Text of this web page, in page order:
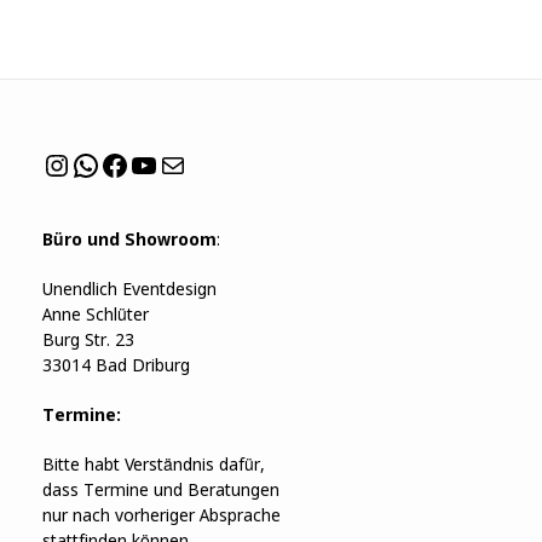
Instagram
WhatsApp
Facebook
YouTube
Mail
Büro und Showroom:
Unendlich Eventdesign
Anne Schlüter
Burg Str. 23
33014 Bad Driburg
Termine:
Bitte habt Verständnis dafür,
dass Termine und Beratungen
nur nach vorheriger Absprache